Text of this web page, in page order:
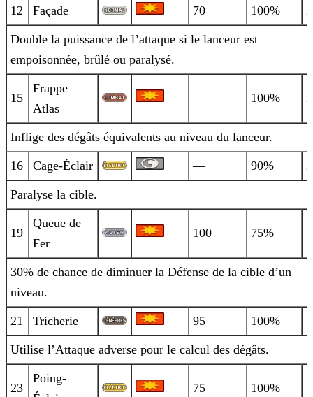
12 Façade 70 100%
Double la puissance de l’attaque si le lanceur est
empoisonnée, brûlé ou paralysé.
15
Frappe
Atlas
— 100%
Inflige des dégâts équivalents au niveau du lanceur.
16 Cage-Éclair — 90%
Paralyse la cible.
19
Queue de
Fer
100 75%
30% de chance de diminuer la Défense de la cible d’un
niveau.
21 Tricherie 95 100%
Utilise l’Attaque adverse pour le calcul des dégâts.
23
Poing-
75 100%